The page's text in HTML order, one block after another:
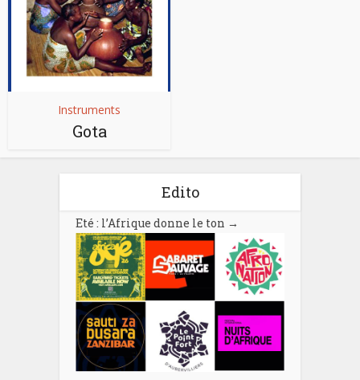
Instruments
Gota
Edito
Eté : l’Afrique donne le ton →